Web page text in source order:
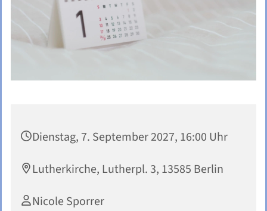
Dienstag, 7. September 2027, 16:00 Uhr
Lutherkirche, Lutherpl. 3, 13585 Berlin
Nicole Sporrer